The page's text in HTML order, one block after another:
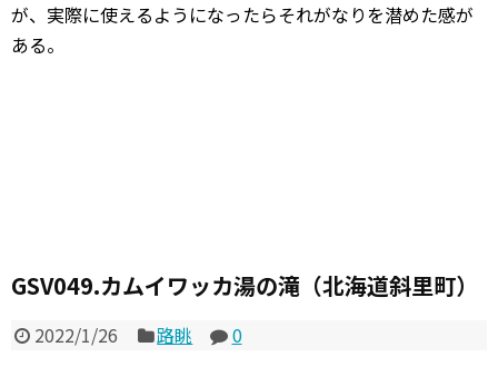
が、実際に使えるようになったらそれがなりを潜めた感が
ある。
GSV049.カムイワッカ湯の滝（北海道斜里町）
2022/1/26 路眺
0